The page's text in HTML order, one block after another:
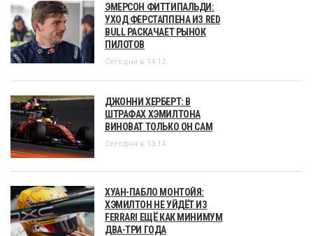
ЭМЕРСОН ФИТТИПАЛЬДИ:
УХОД ФЕРСТАППЕНА ИЗ RED
BULL РАСКАЧАЕТ РЫНОК
ПИЛОТОВ
Сегодня в 14:12
ДЖОННИ ХЕРБЕРТ: В
ШТРАФАХ ХЭМИЛТОНА
ВИНОВАТ ТОЛЬКО ОН САМ
Сегодня в 13:14
ХУАН-ПАБЛО МОНТОЙЯ:
ХЭМИЛТОН НЕ УЙДЁТ ИЗ
FERRARI ЕЩЁ КАК МИНИМУМ
ДВА-ТРИ ГОДА